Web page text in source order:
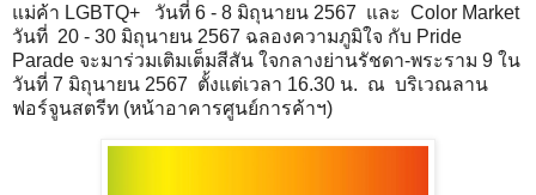
แม่ค้า LGBTQ+ วันที่ 6 - 8 มิถุนายน 2567 และ Color Market
วันที่ 20 - 30 มิถุนายน 2567 ฉลองความภูมิใจ กับ Pride
Parade จะมาร่วมเติมเต็มสีสัน ใจกลางย่านรัชดา-พระราม 9 ใน
วันที่ 7 มิถุนายน 2567 ตั้งแต่เวลา 16.30 น. ณ บริเวณลาน
ฟอร์จูนสตรีท (หน้าอาคารศูนย์การค้าฯ)